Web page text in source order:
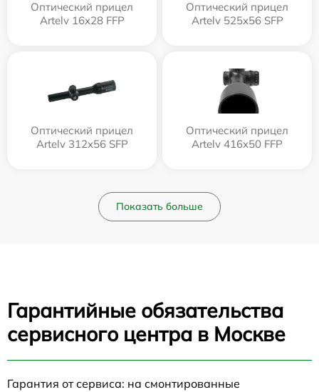
Оптический прицел
Artelv 16x28 FFP
Оптический прицел
Artelv 525x56 SFP
Оптический прицел
Artelv 312x56 SFP
Оптический прицел
Artelv 416x50 FFP
Показать больше
Гарантийные обязательства
сервисного центра в Москве
Гарантия от сервиса: на смонтированные